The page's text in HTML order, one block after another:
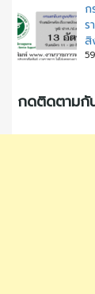
ก
ร
สิ
กดติดตามกั